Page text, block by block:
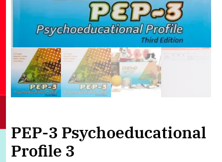
PEP-3 Psychoeducational
Profile 3